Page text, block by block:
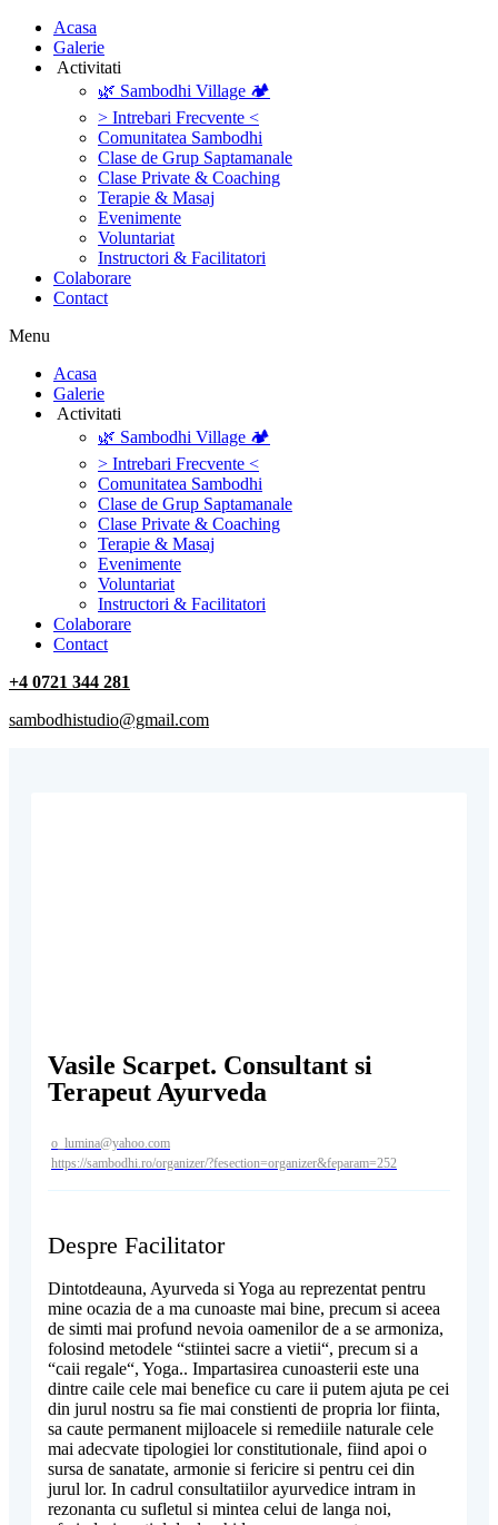
‎Acasa
Galerie
‎ ‎Activitati‎
🌿 Sambodhi Village 🏕️
> Intrebari Frecvente <
Comunitatea Sambodhi
Clase de Grup Saptamanale
Clase Private & Coaching
Terapie & Masaj
‎Evenimente
Voluntariat
‏‏‎Instructori & Facilitatori
Colaborare
Contact
Menu
‎Acasa
Galerie
‎ ‎Activitati‎
🌿 Sambodhi Village 🏕️
> Intrebari Frecvente <
Comunitatea Sambodhi
Clase de Grup Saptamanale
Clase Private & Coaching
Terapie & Masaj
‎Evenimente
Voluntariat
‏‏‎Instructori & Facilitatori
Colaborare
Contact
+4 0721 344 281
sambodhistudio@gmail.com
Vasile Scarpet. Consultant si
Terapeut Ayurveda
o_lumina@yahoo.com
https://sambodhi.ro/organizer/?fesection=organizer&feparam=252
Despre Facilitator
Dintotdeauna, Ayurveda si Yoga au reprezentat pentru
mine ocazia de a ma cunoaste mai bine, precum si aceea
de simti mai profund nevoia oamenilor de a se armoniza,
folosind metodele “stiintei sacre a vietii“, precum si a
“caii regale“, Yoga.. Impartasirea cunoasterii este una
dintre caile cele mai benefice cu care ii putem ajuta pe cei
din jurul nostru sa fie mai constienti de propria lor fiinta,
sa caute permanent mijloacele si remediile naturale cele
mai adecvate tipologiei lor constitutionale, fiind apoi o
sursa de sanatate, armonie si fericire si pentru cei din
jurul lor. In cadrul consultatiilor ayurvedice intram in
rezonanta cu sufletul si mintea celui de langa noi,